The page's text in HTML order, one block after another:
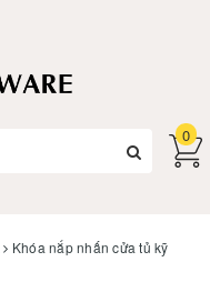
0
Khóa nắp nhấn cửa tủ kỹ